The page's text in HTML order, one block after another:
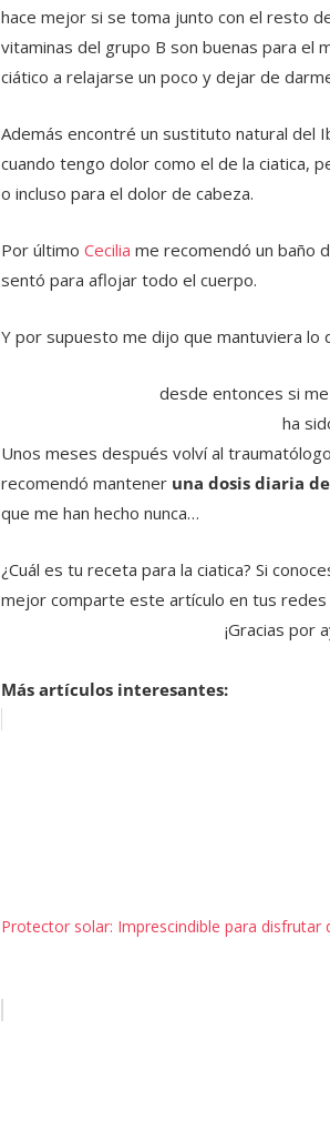
hace mejor si se toma junto con el resto
vitaminas del grupo B son buenas para el
ciático a relajarse un poco y dejar de
Además encontré un sustituto natural del
cuando tengo dolor como el de la ciatica,
o incluso para el dolor de cabeza.
Por último Cecilia me recomendó un baño
sentó para aflojar todo el cuerpo.
Y por supuesto me dijo que mantuviera lo
desde entonces si
ha
Unos meses después volví al
recomendó mantener una dosis diaria
que me han hecho nunca…
¿Cuál es tu receta para la ciatica? Si
mejor comparte este artículo en tus
¡Gracias por
Más artículos interesantes:
Protector solar: Imprescindible para disfrutar